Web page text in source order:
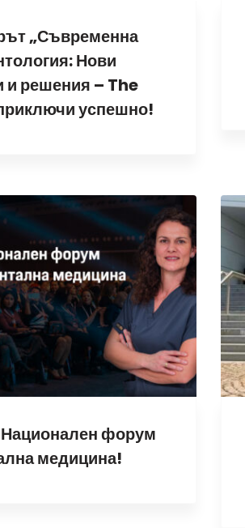
„Съвременна
Нови
и решения – The
успешно!
Национален форум
медицина!